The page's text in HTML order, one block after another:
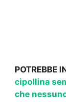
POTREBBE
cipollina
che